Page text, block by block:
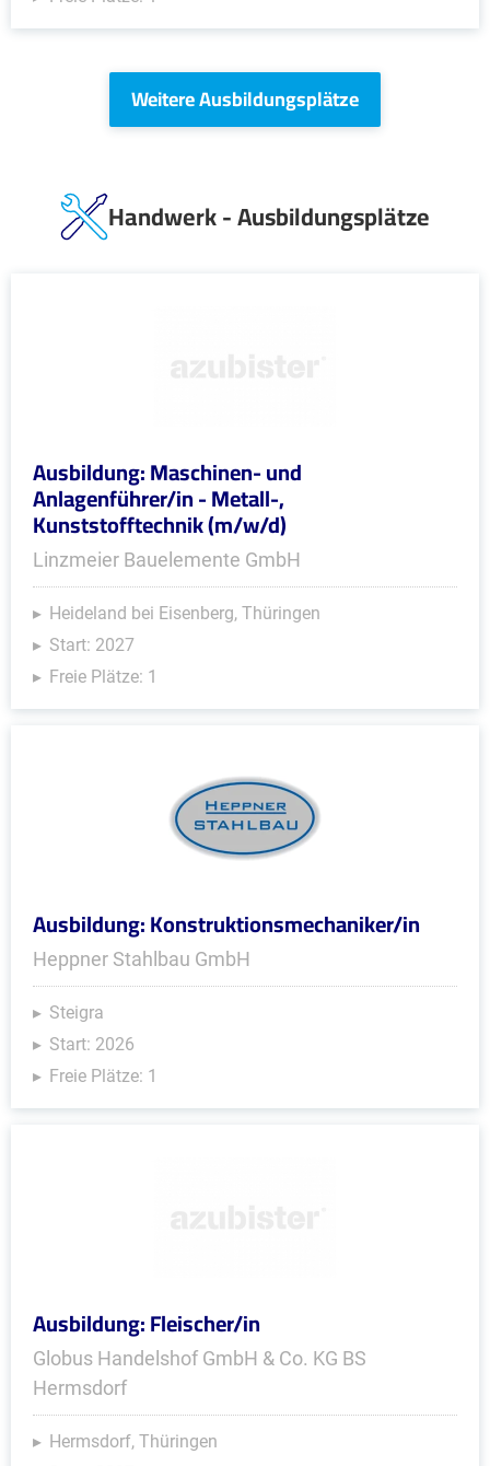
Weitere Ausbildungsplätze
Handwerk - Ausbildungsplätze
Ausbildung: Maschinen- und
Anlagenführer/in - Metall-,
Kunststofftechnik (m/w/d)
Linzmeier Bauelemente GmbH
Heideland bei Eisenberg, Thüringen
Start: 2027
Freie Plätze: 1
Ausbildung: Konstruktionsmechaniker/in
Heppner Stahlbau GmbH
Steigra
Start: 2026
Freie Plätze: 1
Ausbildung: Fleischer/in
Globus Handelshof GmbH & Co. KG BS
Hermsdorf
Hermsdorf, Thüringen